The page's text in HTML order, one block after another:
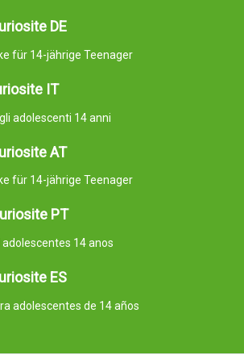
DE
für 14-jährige Teenager
IT
adolescenti 14 anni
AT
für 14-jährige Teenager
PT
14 anos
ES
adolescentes de 14 años